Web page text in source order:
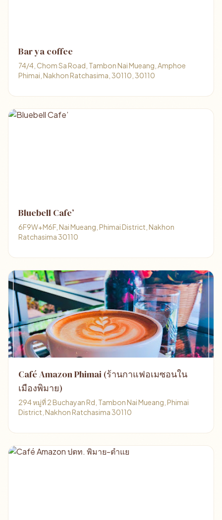
Bar ya coffee
74/4, Chom Sa Road, Tambon Nai Mueang, Amphoe
Phimai, Nakhon Ratchasima, 30110, 30110
Bluebell Cafe’
6F9W+M6F, Nai Mueang, Phimai District, Nakhon
Ratchasima 30110
Café Amazon Phimai (ร้านกาแฟอเมซอนใน
เมืองพิมาย)
294 หมู่ที่ 2 Buchayan Rd, Tambon Nai Mueang, Phimai
District, Nakhon Ratchasima 30110